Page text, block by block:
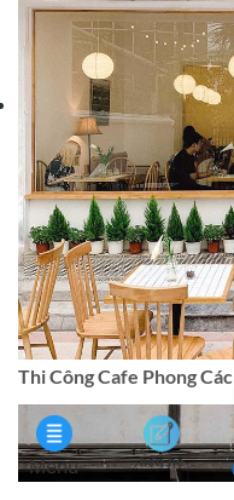
Thi Công Cafe Phong
Menu liên hệ